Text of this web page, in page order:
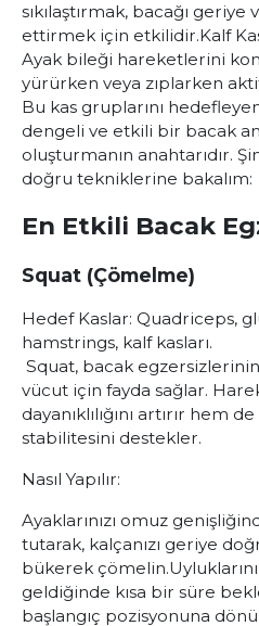
sıkılaştırmak, bacağı
ettirmek için etkilidir.Kalf
Ayak bileği hareketlerini
yürürken veya zıplarken
Bu kas gruplarını
dengeli ve etkili bir bacak
oluşturmanın anahtarıdır.
doğru tekniklerine bakalım:
En Etkili Bacak
Squat (Çömelme)
Hedef Kaslar: Quadriceps,
hamstrings, kalf kasları.
Squat, bacak
vücut için fayda sağlar.
dayanıklılığını artırır hem
stabilitesini destekler.
Nasıl Yapılır:
Ayaklarınızı omuz
tutarak, kalçanızı geriye
bükerek çömelin.
geldiğinde kısa bir süre
başlangıç pozisyonuna